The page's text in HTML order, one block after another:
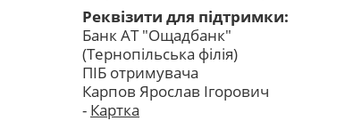
Реквізити для підтримки:
Банк АТ "Ощадбанк"
(Тернопільська філія)
ПІБ отримувача
Карпов Ярослав Ігорович
- Картка